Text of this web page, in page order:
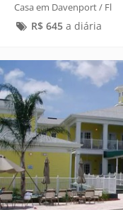
Casa em Davenport / Fl
R$ 645a diária